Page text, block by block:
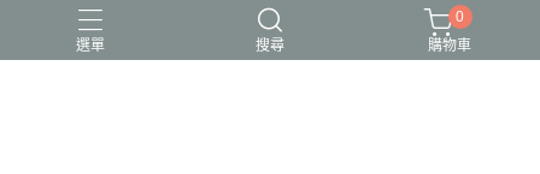
選單 搜尋
0
購物車